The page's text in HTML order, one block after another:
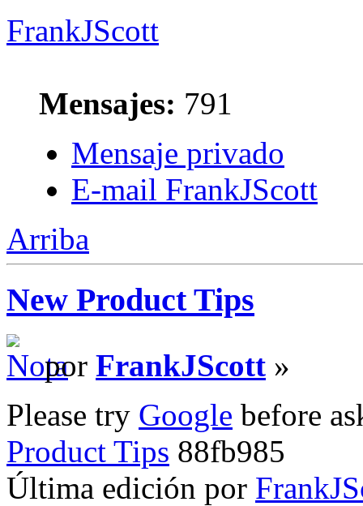
FrankJScott
Mensajes: 791
Mensaje privado
E-mail FrankJScott
Arriba
New Product Tips
por FrankJScott »
Please try Google before
Product Tips 88fb985
Última edición por